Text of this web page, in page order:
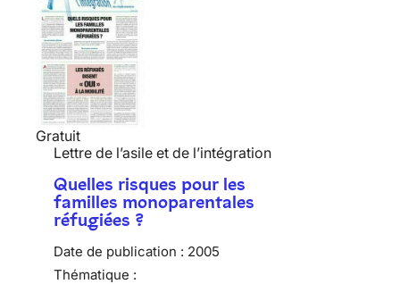
Gratuit
Lettre de l’asile et de l’intégration
Quelles risques pour les
familles monoparentales
réfugiées ?
Date de publication : 2005
Thématique :